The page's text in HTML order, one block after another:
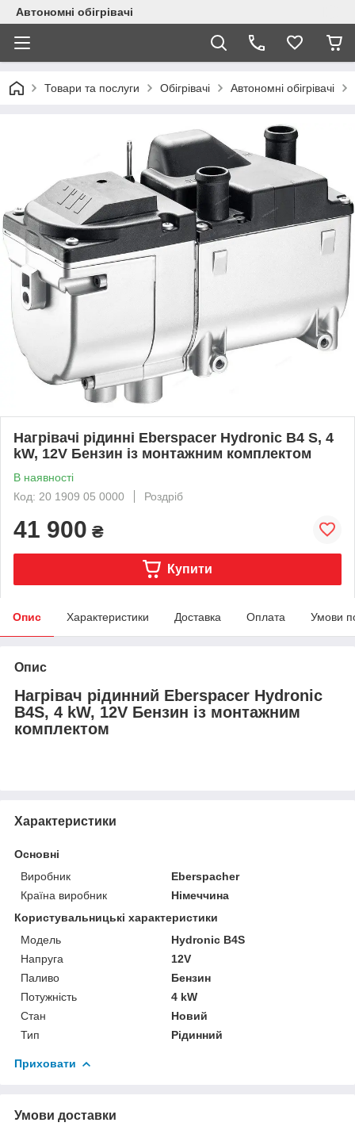
Автономні обігрівачі
Товари та послуги Обігрівачі Автономні обігрівачі
Нагрівачі рідинні Eberspacer Hydronic B4 S, 4
kW, 12V Бензин із монтажним комплектом
В наявності
Код: 20 1909 05 0000
Роздріб
41 900 ₴
Купити
Опис Характеристики Доставка Оплата Умови
Опис
Нагрівач рідинний Eberspacer Hydronic
B4S, 4 kW, 12V Бензин із монтажним
комплектом
Характеристики
Основні
Виробник
Eberspacher
Країна виробник
Німеччина
Користувальницькі характеристики
Мoдель
Hydronic B4S
Напруга
12V
Паливо
Бензин
Потужність
4 kW
Стан
Новий
Тип
Рідинний
Приховати
Умови доставки